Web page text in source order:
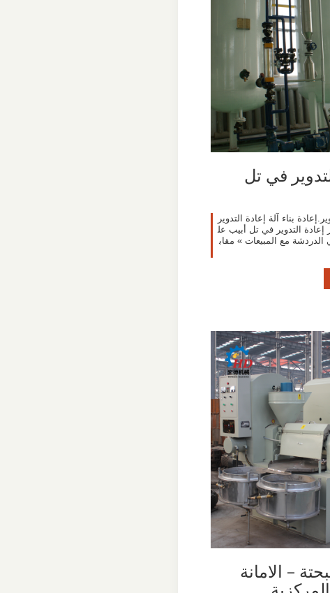
في تل
بناء آلة إعادة التدوير
التدوير في تل أبيب عل
مقارنة بـ25 في الدردشة مع المبيعات » مقاب
– الامانة